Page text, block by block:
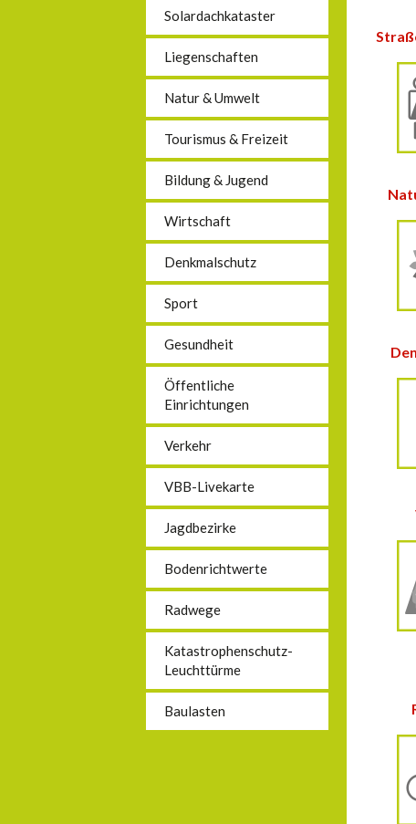
Solardachkataster
Liegenschaften
Natur & Umwelt
Tourismus & Freizeit
Bildung & Jugend
Wirtschaft
Denkmalschutz
Sport
Gesundheit
Öffentliche
Einrichtungen
Verkehr
VBB-Livekarte
Jagdbezirke
Bodenrichtwerte
Radwege
Katastrophenschutz-
Leuchttürme
Baulasten